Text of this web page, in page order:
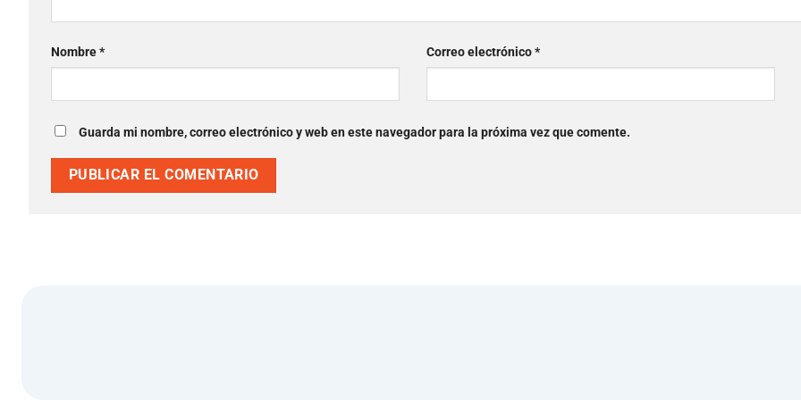
Nombre* Correo electrónico*
Guarda mi nombre, correo electrónico y web en este navegador para la próxima vez que comente.